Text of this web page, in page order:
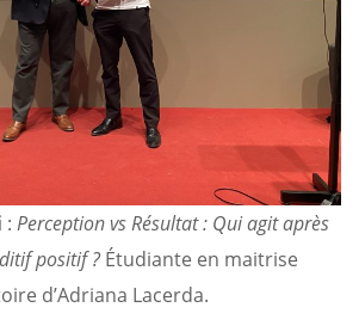
: Perception vs Résultat : Qui agit après
positif ?Étudiante en maitrise
d’Adriana Lacerda.